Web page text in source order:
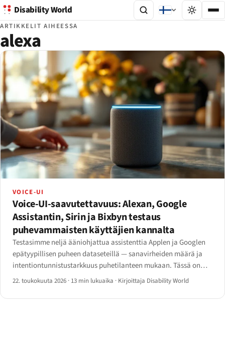
Disability World
ARTIKKELIT AIHEESSA
alexa
VOICE-UI
Voice-UI-saavutettavuus: Alexan, Google
Assistantin, Sirin ja Bixbyn testaus
puhevammaisten käyttäjien kannalta
Testasimme neljä ääniohjattua assistenttia Applen ja Googlen
epätyypillisen puheen dataseteillä — sanavirheiden määrä ja
intentiontunnistustarkkuus puhetilanteen mukaan. Tässä on
tulosmatriisi, personointitoiminnot jotka muuttavat lukuja ja
22. toukokuuta 2026 · 13 min lukuaika · Kirjoittaja Disability World